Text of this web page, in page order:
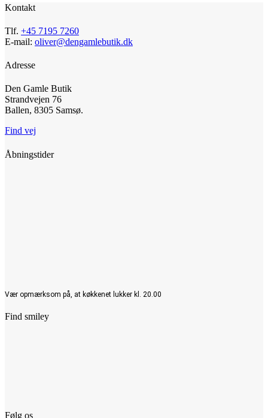
Kontakt
Tlf. +45 7195 7260
E-mail: oliver@dengamlebutik.dk
Adresse
Den Gamle Butik
Strandvejen 76
Ballen, 8305 Samsø.
Find vej
Åbningstider
Vær opmærksom på, at køkkenet lukker kl. 20.00
Find smiley
Følg os